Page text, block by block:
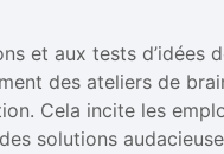
et aux tests d’idées
des ateliers de
Cela incite les
solutions